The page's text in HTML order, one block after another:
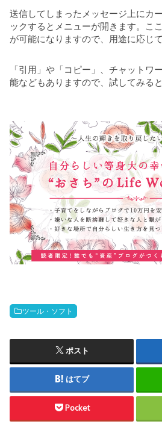
送信してしまったメッセージ上にカ
ックするとメニューが開きます。こ
が可能になりますので、用途に応じ
「引用」や「コピー」、チャットワ
能などもありますので、試してみる
ツール・ソフト
ポスト
はてブ
Pocket